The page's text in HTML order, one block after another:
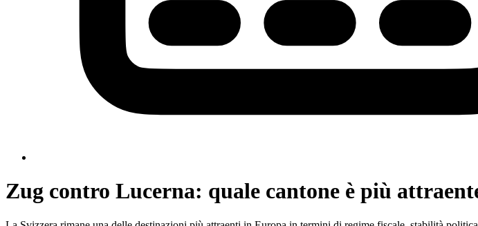
Zug contro Lucerna: quale cantone è più